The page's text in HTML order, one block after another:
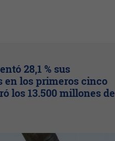
28,1 % sus
en los primeros cinco
los 13.500 millones de